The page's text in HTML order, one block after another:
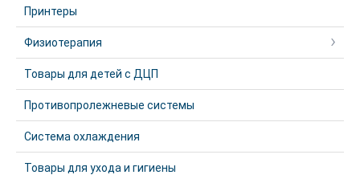
Принтеры
Физиотерапия
Товары для детей с ДЦП
Противопролежневые системы
Система охлаждения
Товары для ухода и гигиены